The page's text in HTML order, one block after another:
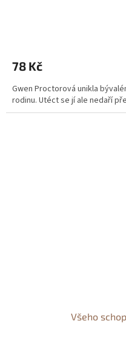
78 Kč
Gwen Proctorová unikla
rodinu. Utéct se jí ale nedaří
Všeho